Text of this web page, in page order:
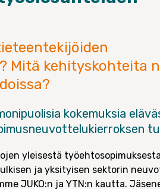
Mitä kehityskohteita
kokemuksia
yleisestä
ja yksityisen sektorin
JUKO:n ja YTN:n kautta.